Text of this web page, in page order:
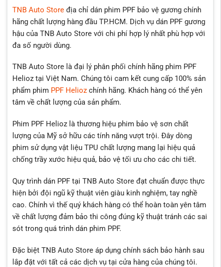
TNB Auto Stoređịa chỉ dán phim PPF bảo vệ gương chính
hãng chất lượng hàng đầu TP.HCM. Dịch vụ dán PPF gương
hậu của TNB Auto Store với chi phí hợp lý nhất phù hợp với
đa số người dùng.
TNB Auto Store là đại lý phân phối chính hãng phim PPF
Helioz tại Việt Nam. Chúng tôi cam kết cung cấp 100% sản
phẩm phim PPF Heliozchính hãng. Khách hàng có thể yên
tâm về chất lượng của sản phẩm.
Phim PPF Helioz là thương hiệu phim bảo vệ sơn chất
lượng của Mỹ sở hữu các tính năng vượt trội. Đây dòng
phim sử dụng vật liệu TPU chất lượng mang lại hiệu quả
chống trầy xước hiệu quả, bảo vệ tối ưu cho các chi tiết.
Quy trình dán PPF tại TNB Auto Store đạt chuẩn được thực
hiện bởi đội ngũ kỹ thuật viên giàu kinh nghiệm, tay nghề
cao. Chính vì thế quý khách hàng có thể hoàn toàn yên tâm
về chất lượng đảm bảo thi công đúng kỹ thuật tránh các sai
sót trong quá trình dán phim PPF.
Đặc biệt TNB Auto Store áp dụng chính sách bảo hành sau
lắp đặt với tất cả các dịch vụ tại cửa hàng của chúng tôi.